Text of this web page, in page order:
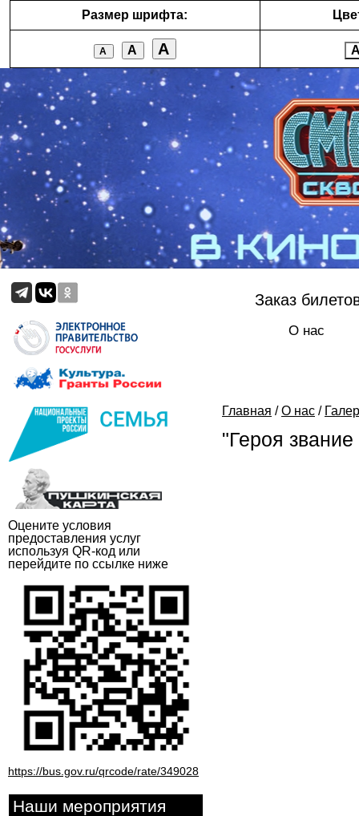
Размер шрифта:
А А А
Оцените условия
предоставления услуг
используя QR-код или
перейдите по ссылке ниже
https://bus.gov.ru/qrcode/rate/349028
Наши мероприятия
Заказ
О нас
Главная / О нас /
"Героя